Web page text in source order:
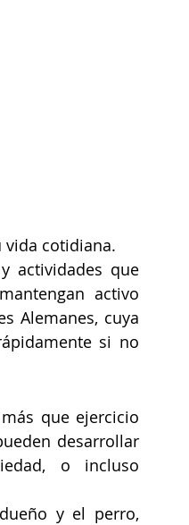
vida cotidiana.
actividades que
activo
Alemanes, cuya
si no
que ejercicio
desarrollar
o incluso
y el perro,